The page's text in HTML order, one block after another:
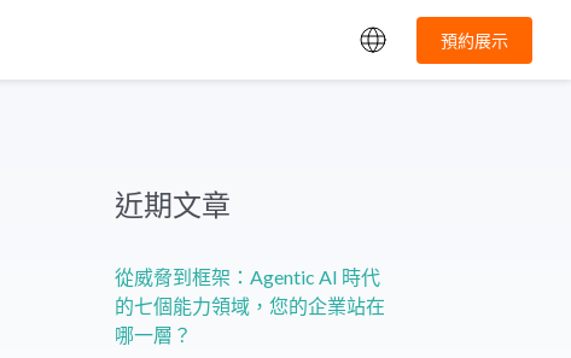
預約展示
近期文章
從威脅到框架：Agentic AI 時代
的七個能力領域，您的企業站在
哪一層？